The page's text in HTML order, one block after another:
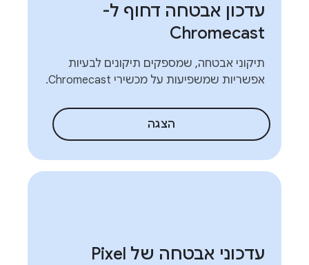
עדכון אבטחה דחוף ל-
Chromecast
תיקוני אבטחה, שמספקים תיקונים לבעיות
אפשריות שמשפיעות על מכשירי Chromecast.
הצגה
עדכוני אבטחה של Pixel